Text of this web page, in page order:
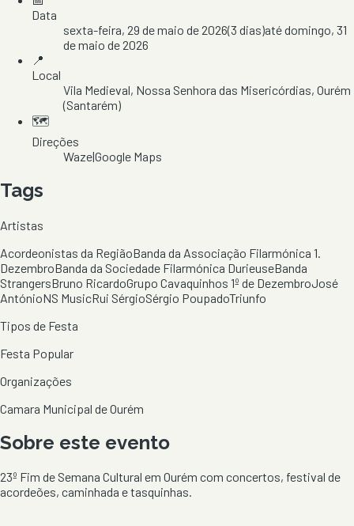
Data
sexta-feira, 29 de maio de 2026(3 dias)atédomingo, 31
de maio de 2026
📍
Local
Vila Medieval, Nossa Senhora das Misericórdias, Ourém
(Santarém)
🗺️
Direções
Waze|Google Maps
Tags
Artistas
Acordeonistas da RegiãoBanda da Associação Filarmónica 1.
DezembroBanda da Sociedade Filarmónica DurieuseBanda
StrangersBruno RicardoGrupo Cavaquinhos 1º de DezembroJosé
AntónioNS MusicRui SérgioSérgio PoupadoTriunfo
Tipos de Festa
Festa Popular
Organizações
Camara Municipal de Ourém
Sobre este evento
23º Fim de Semana Cultural em Ourém com concertos, festival de
acordeões, caminhada e tasquinhas.